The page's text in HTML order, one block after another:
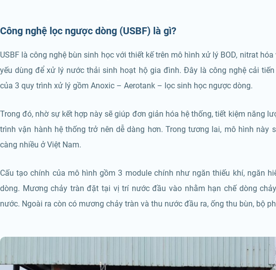
Công nghệ lọc ngược dòng (USBF) là gì?
USBF là công nghệ bùn sinh học với thiết kế trên mô hình xử lý BOD, nitrat
yếu dùng để xử lý nước thải sinh hoạt hộ gia đình. Đây là công nghệ cải
của 3 quy trình xử lý gồm Anoxic – Aerotank – lọc sinh học ngược dòng.
Trong đó, nhờ sự kết hợp này sẽ giúp đơn giản hóa hệ thống, tiết kiệm năng
trình vận hành hệ thống trở nên dễ dàng hơn. Trong tương lai, mô hình này
càng nhiều ở Việt Nam.
Cấu tạo chính của mô hình gồm 3 module chính như ngăn thiếu khí, ngăn
dòng. Mương chảy tràn đặt tại vị trí nước đầu vào nhằm hạn chế dòng
nước. Ngoài ra còn có mương chảy tràn và thu nước đầu ra, ống thu bùn, bộ